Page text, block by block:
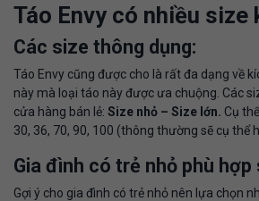
Táo Envy có nhiều size
Các size thông dụng:
Táo Envy cũng được cho là rất đa dạng về
này mà loại táo này được ưa chuộng. Các
cửa hàng bán lẻ: Size nhỏ – Size lớn. Cụ
30, 36, 70, 90, 100 (thông thường sẽ cụ thể
Gia đình có trẻ nhỏ phù hợp
Gợi ý cho gia đình có trẻ nhỏ nên lựa chọn